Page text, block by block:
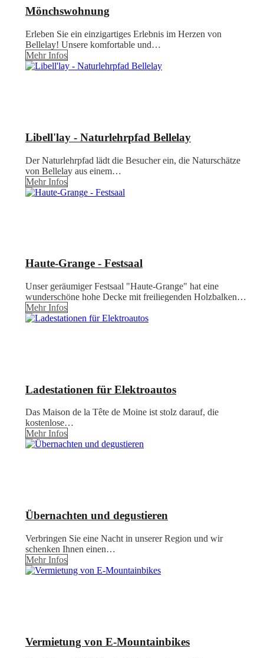
Mönchswohnung
Erleben Sie ein einzigartiges Erlebnis im Herzen von
Bellelay! Unsere komfortable und…
Mehr Infos
Libell'lay - Naturlehrpfad Bellelay
Der Naturlehrpfad lädt die Besucher ein, die Naturschätze
von Bellelay aus einem…
Mehr Infos
Haute-Grange - Festsaal
Unser geräumiger Festsaal "Haute-Grange" hat eine
wunderschöne hohe Decke mit freiliegenden Holzbalken…
Mehr Infos
Ladestationen für Elektroautos
Das Maison de la Tête de Moine ist stolz darauf, die
kostenlose…
Mehr Infos
Übernachten und degustieren
Verbringen Sie eine Nacht in unserer Region und wir
schenken Ihnen einen…
Mehr Infos
Vermietung von E-Mountainbikes